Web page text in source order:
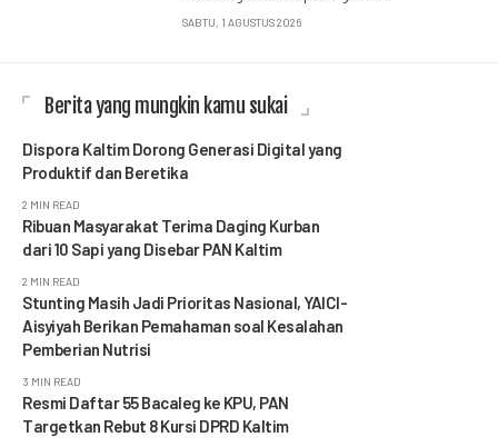
SABTU, 1 AGUSTUS 2026
Berita yang mungkin kamu sukai
Dispora Kaltim Dorong Generasi Digital yang
Produktif dan Beretika
2 MIN READ
Ribuan Masyarakat Terima Daging Kurban
dari 10 Sapi yang Disebar PAN Kaltim
2 MIN READ
Stunting Masih Jadi Prioritas Nasional, YAICI-
Aisyiyah Berikan Pemahaman soal Kesalahan
Pemberian Nutrisi
3 MIN READ
Resmi Daftar 55 Bacaleg ke KPU, PAN
Targetkan Rebut 8 Kursi DPRD Kaltim